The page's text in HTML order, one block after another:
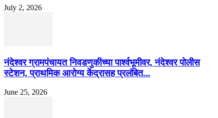
July 2, 2026
नंदेश्वर ग्रामपंचायत निवडणुकीच्या पार्श्वभूमीवर, नंदेश्वर पोलीस
स्टेशन, प्राथमिक आरोग्य केंद्रासह प्रलंबित...
June 25, 2026